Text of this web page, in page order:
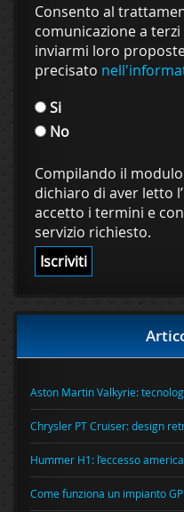
Consento al
comunicazione a
inviarmi loro
precisato
Si
No
Compilando il
dichiaro di aver letto
accetto i termini e
servizio richiesto.
Aston Martin Valkyrie:
Chrysler PT Cruiser: design
Hummer H1: l’eccesso
Come funziona un impianto